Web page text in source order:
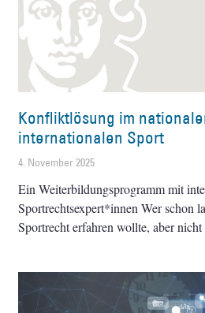
Konfliktlösung im
internationalen Sport
4. November 2025
Ein Weiterbildungsprogramm mit
Sportrechtsexpert*innen Wer schon
Sportrecht erfahren wollte, aber nicht